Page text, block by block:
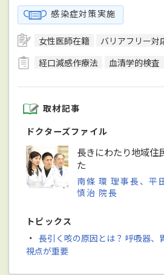
感染症対策実施
女性医師在籍 バリアフリー対
経口減感作療法
血清学的検査
取材記事
ドクターズファイル
長きにわたり地域住
た
南條 環 理事長、平
慎治 院長
トピックス
・ 長引く咳の原因とは？ 呼吸器、
視点が重要